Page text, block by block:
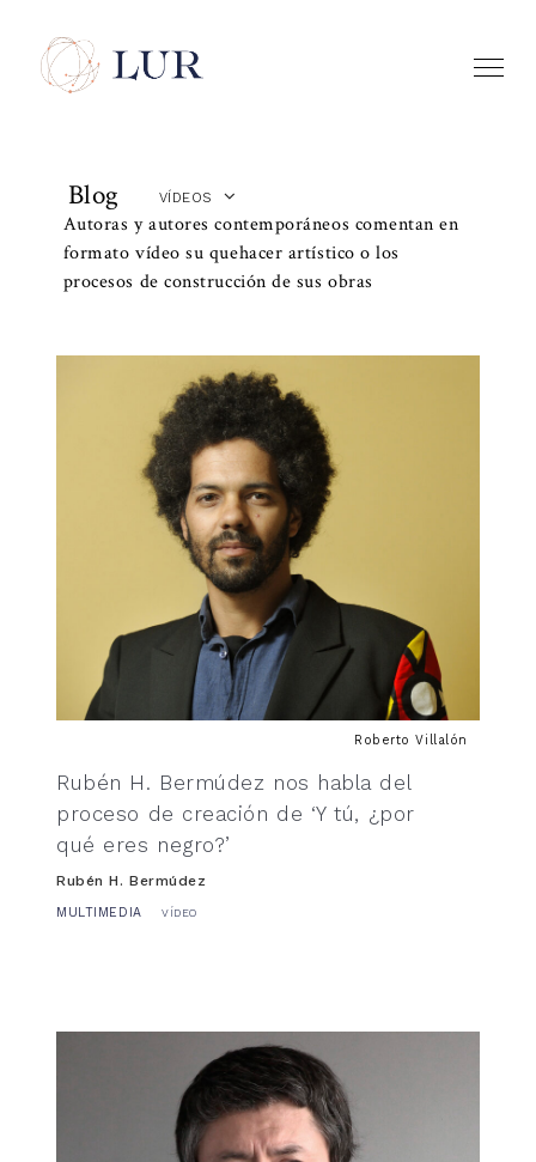
Blog VÍDEOS
Autoras y autores contemporáneos comentan en
formato vídeo su quehacer artístico o los
procesos de construcción de sus obras
Roberto Villalón
Rubén H. Bermúdez nos habla del
proceso de creación de ‘Y tú, ¿por
qué eres negro?’
Rubén H. Bermúdez
MULTIMEDIA VÍDEO